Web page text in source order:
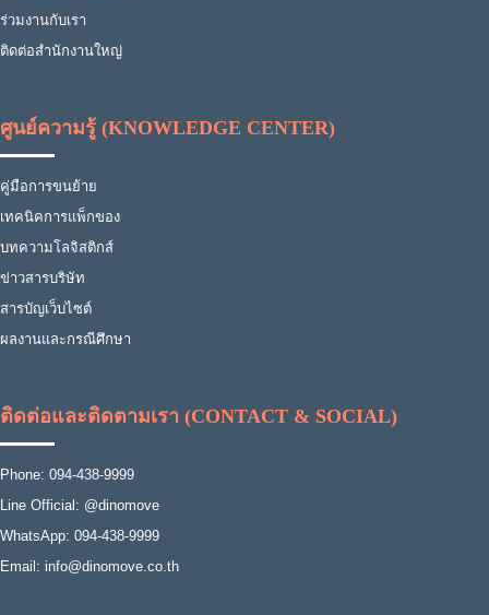
ร่วมงานกับเรา
ติดต่อสำนักงานใหญ่
ศูนย์ความรู้ (KNOWLEDGE CENTER)
คู่มือการขนย้าย
เทคนิคการแพ็กของ
บทความโลจิสติกส์
ข่าวสารบริษัท
สารบัญเว็บไซต์
ผลงานและกรณีศึกษา
ติดต่อและติดตามเรา (CONTACT & SOCIAL)
Phone: 094-438-9999
Line Official: @dinomove
WhatsApp: 094-438-9999
Email: info@dinomove.co.th